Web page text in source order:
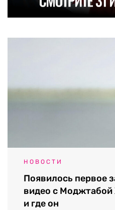
НОВОСТИ
Появилось первое
видео с Моджтабой
и где он